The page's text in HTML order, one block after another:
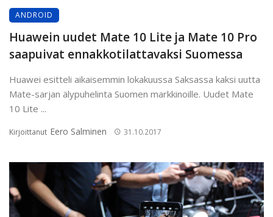
ANDROID
Huawein uudet Mate 10 Lite ja Mate 10 Pro
saapuivat ennakkotilattavaksi Suomessa
Huawei esitteli aikaisemmin lokakuussa Saksassa kaksi uutta
Mate-sarjan älypuhelinta Suomen markkinoille. Uudet Mate
10 Lite ...
Kirjoittanut Eero Salminen 31.10.2017